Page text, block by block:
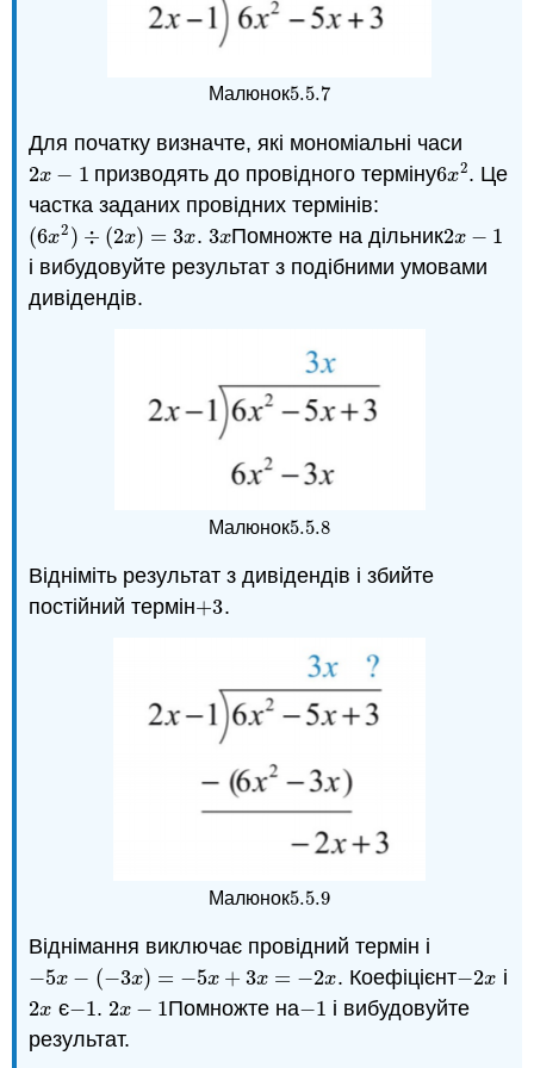
Малюнок5.5.7
5.5.7
Для початку визначте, які мономіальні часи
2x − 1
2x −1 призводять до провідного терміну6x2
6x2. Це
частка заданих провідних термінів:
(6x2) ÷ (2x) = 3x
(6x2 ) ÷(2x)=3x . 3x
3xПомножте на дільник2x − 1
2x −1
і вибудовуйте результат з подібними умовами
дивідендів.
Малюнок5.5.8
5.5.8
Відніміть результат з дивідендів і збийте
постійний термін+3
+3.
Малюнок5.5.9
5.5.9
Віднімання виключає провідний термін і
−5x − (−3x) = −5x + 3x = −2x
−5x−(−3x)=− 5x +3x=−2x . Коефіцієнт−2x
−2x і
2x
2x є−1
−1. 2x − 1
2x−1 Помножте на−1
−1 і вибудовуйте
результат.